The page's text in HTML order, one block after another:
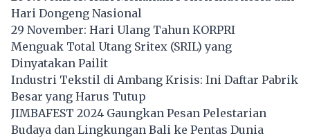
Hari Dongeng Nasional
29 November: Hari Ulang Tahun KORPRI
Menguak Total Utang Sritex (SRIL) yang
Dinyatakan Pailit
Industri Tekstil di Ambang Krisis: Ini Daftar Pabrik
Besar yang Harus Tutup
JIMBAFEST 2024 Gaungkan Pesan Pelestarian
Budaya dan Lingkungan Bali ke Pentas Dunia